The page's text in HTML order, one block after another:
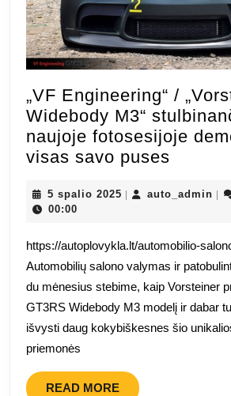
„VF Engineering“ /
Widebody M3“
naujoje fotosesijoje
visas savo puses
/
M3“
naujoje
5 spalio 2025 5| auto_admin |
00:00
https://autoplovykla.lt/automobilio-
Automobilių salono valymas ir
du mėnesius stebime, kaip Vorsteiner
GT3RS Widebody M3 modelį ir dabar
išvysti daug kokybiškesnes šio
priemonės
READ MOREREAD